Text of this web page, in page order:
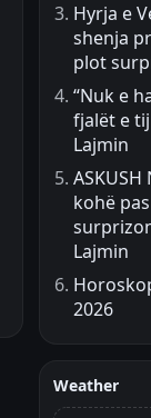
Hyrja e
shenja
plot
“Nuk e
fjalët e
Lajmin
ASKUSH
kohë
Lajmin
2026
Weather